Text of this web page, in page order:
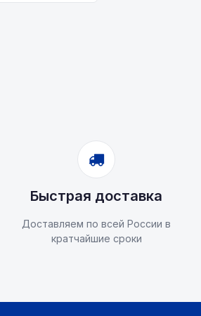
Быстрая доставка
Доставляем по всей России в
кратчайшие сроки